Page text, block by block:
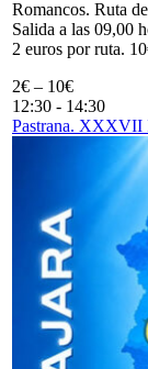
Romancos. Ruta
Salida a las 09,00
2 euros por ruta.
2€ – 10€
12:30 - 14:30
Pastrana. XXXVII